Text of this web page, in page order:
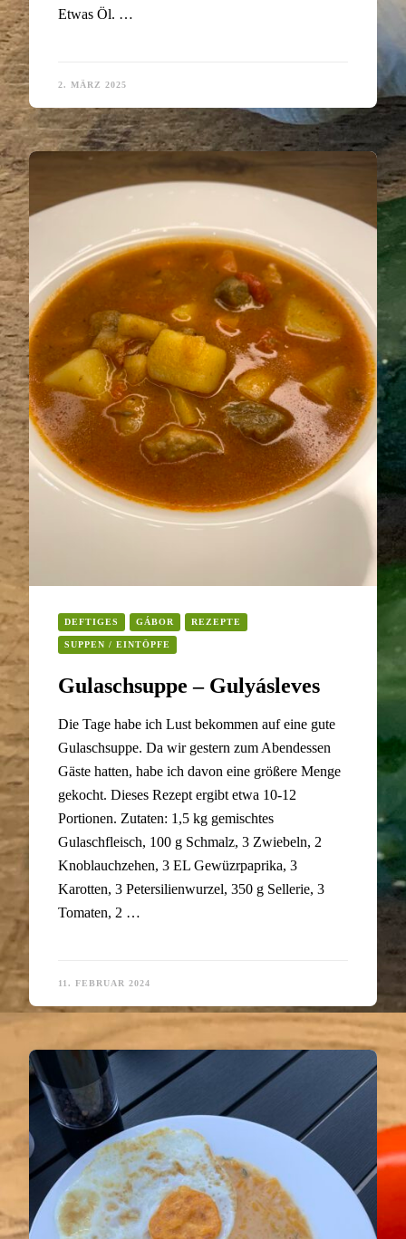
Etwas Öl. …
2. MÄRZ 2025
DEFTIGES GÁBOR REZEPTE
SUPPEN / EINTÖPFE
Gulaschsuppe – Gulyásleves
Die Tage habe ich Lust bekommen auf eine gute
Gulaschsuppe. Da wir gestern zum Abendessen
Gäste hatten, habe ich davon eine größere Menge
gekocht. Dieses Rezept ergibt etwa 10-12
Portionen. Zutaten: 1,5 kg gemischtes
Gulaschfleisch, 100 g Schmalz, 3 Zwiebeln, 2
Knoblauchzehen, 3 EL Gewüzrpaprika, 3
Karotten, 3 Petersilienwurzel, 350 g Sellerie, 3
Tomaten, 2 …
11. FEBRUAR 2024